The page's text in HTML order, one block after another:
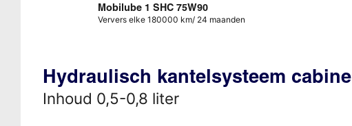
Mobilube 1 SHC 75W90
Ververs elke 180000 km/ 24 maanden
Hydraulisch kantelsysteem cabine
Inhoud 0,5-0,8 liter